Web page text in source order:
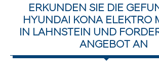
ERKUNDEN SIE DIE
HYUNDAI KONA ELEKTRO
IN LAHNSTEIN UND
ANGEBOT AN